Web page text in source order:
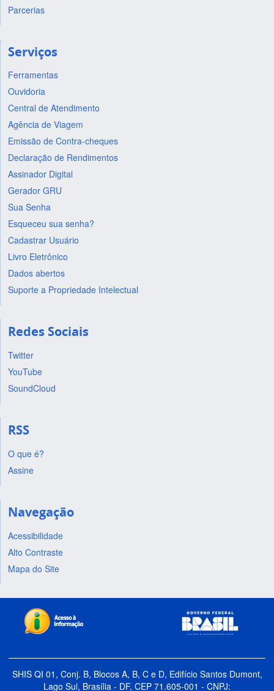
Parcerias
Serviços
Ferramentas
Ouvidoria
Central de Atendimento
Agência de Viagem
Emissão de Contra-cheques
Declaração de Rendimentos
Assinador Digital
Gerador GRU
Sua Senha
Esqueceu sua senha?
Cadastrar Usuário
Livro Eletrônico
Dados abertos
Suporte a Propriedade Intelectual
Redes Sociais
Twitter
YouTube
SoundCloud
RSS
O que é?
Assine
Navegação
Acessibilidade
Alto Contraste
Mapa do Site
SHIS QI 01, Conj. B, Blocos A, B, C e D, Edifício Santos Dumont,
Lago Sul, Brasília - DF, CEP 71.605-001 - CNPJ: